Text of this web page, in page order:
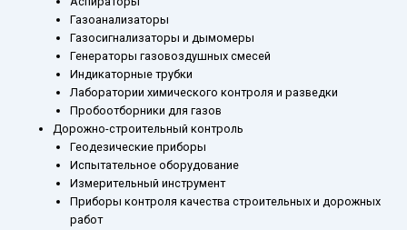
Газоанализаторы
Газосигнализаторы и дымомеры
Генераторы газовоздушных смесей
Индикаторные трубки
Лаборатории химического контроля и разведки
Пробоотборники для газов
Дорожно-строительный контроль
Геодезические приборы
Испытательное оборудование
Измерительный инструмент
Приборы контроля качества строительных и дорожных
работ